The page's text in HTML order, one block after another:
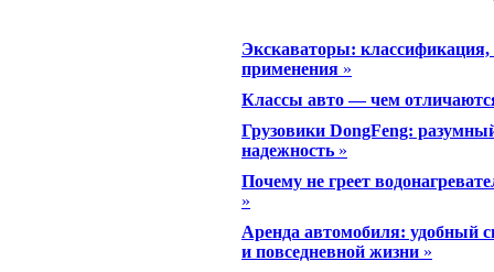
Экскаваторы:
применения »
Классы авто — чем
Грузовики DongFeng:
надежность »
Почему не греет
»
Аренда автомобиля: удобный
и повседневной жизни »